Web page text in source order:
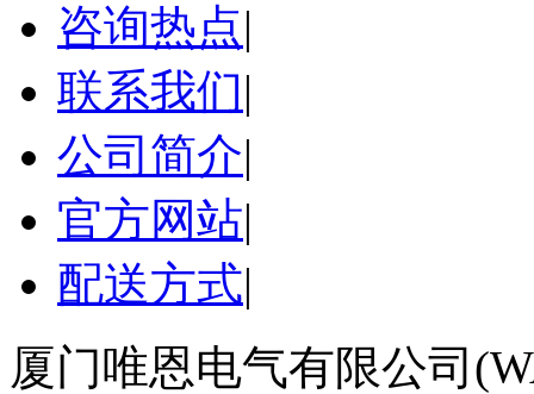
咨询热点|
联系我们|
公司简介|
官方网站|
配送方式|
厦门唯恩电气有限公司